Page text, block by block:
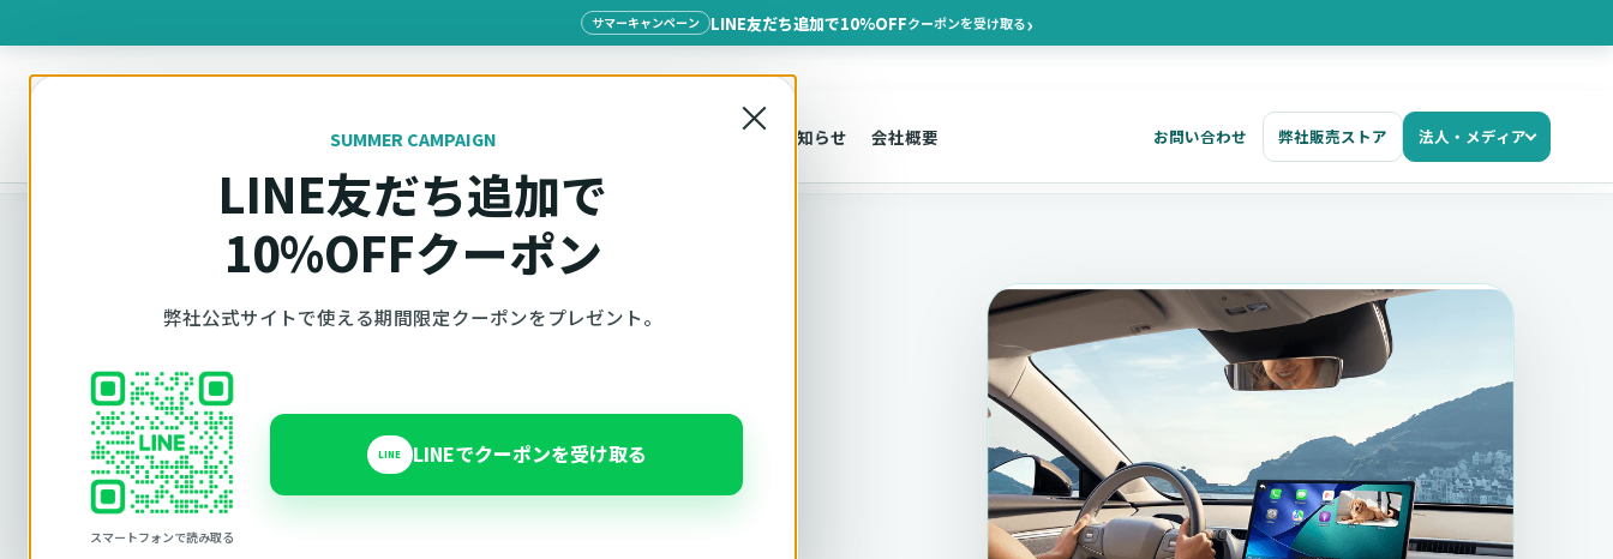
サマーキャンペーン LINE友だち追加で10%OFFクーポンを受け取る
×
SUMMER CAMPAIGN
LINE友だち追加で
10%OFFクーポン
弊社公式サイトで使える期間限定クーポンをプレゼント。
スマートフォンで読み取る
LINE LINEでクーポンを受け取る
製品を探す サポート お知らせ 会社概要 お問い合わせ 弊社販売ストア
法人・メディア
車種と年式で適合確認
Ottocast（オットキャスト）の対応製品、条件、注意事項をこのページ
内で見られます。 迷った場合は、車種と年式を選んだ状態でそのままご
相談ください。